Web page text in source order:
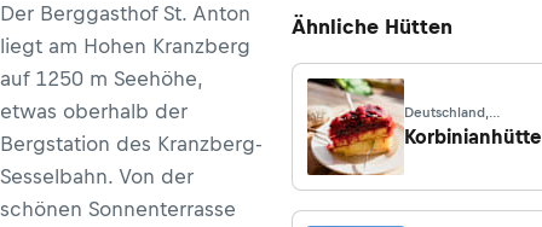
Der Berggasthof St. Anton
liegt am Hohen Kranzberg
auf 1250 m Seehöhe,
etwas oberhalb der
Bergstation des Kranzberg-
Sesselbahn. Von der
schönen Sonnenterrasse
Ähnliche Hütten
Deutschland,
Mittenwald
Korbinianhütte